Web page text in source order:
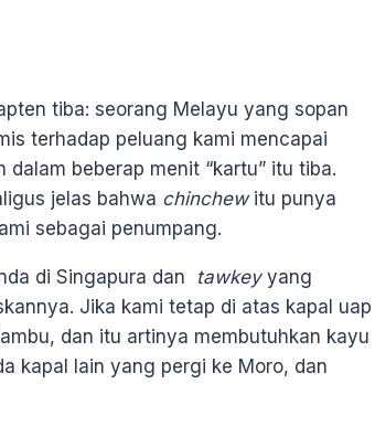
tiba: seorang Melayu yang sopan
terhadap peluang kami mencapai
dalam beberap menit “kartu” itu tiba.
jelas bahwa chinchew itu punya
sebagai penumpang.
di Singapura dan tawkey yang
Jika kami tetap di atas kapal uap
dan itu artinya membutuhkan kayu
kapal lain yang pergi ke Moro, dan